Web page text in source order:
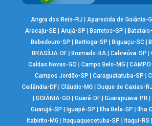
Angra dos Reis-RJ | Aparecida de Goiânia-
Aracaju-SE | Arujá-SP |Barretos-SP |
Bebedouro-SP |Bertioga-SP |Biguaçu-SC |
BRASÍLIA-DF| Brumado-BA| Cabreúva-SP |
Caldas Novas-GO |Campo Belo-MG |CAMPO
Campos Jordão-SP | Caraguatatuba-SP |
Ceilândia-DF| Cláudio-MG | Duque de Caxias-RJ
| GOIÂNIA-GO | Guará-DF| Guarapuava-PR |
Guarujá-SP | Iguapé-SP | Ilha Bela-SP | Ilha
Itabirito-MG | Itaquaquecetuba-SP | Itaqui-RS |